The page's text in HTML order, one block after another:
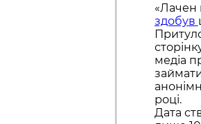
«Лачен
здобув
медіа
році.
Дата